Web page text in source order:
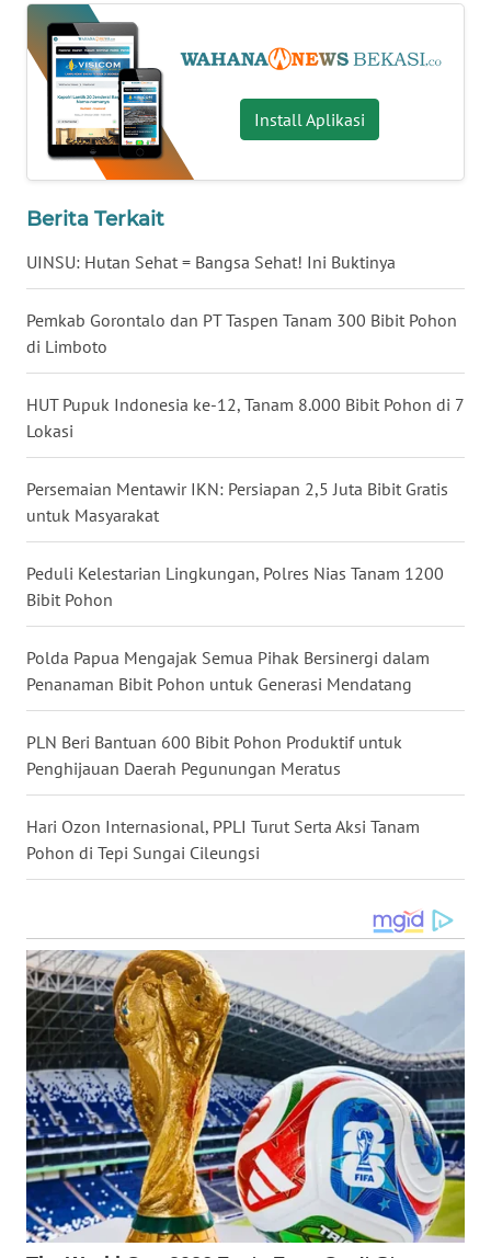
Install Aplikasi
Berita Terkait
UINSU: Hutan Sehat = Bangsa Sehat! Ini Buktinya
Pemkab Gorontalo dan PT Taspen Tanam 300 Bibit Pohon
di Limboto
HUT Pupuk Indonesia ke-12, Tanam 8.000 Bibit Pohon di 7
Lokasi
Persemaian Mentawir IKN: Persiapan 2,5 Juta Bibit Gratis
untuk Masyarakat
Peduli Kelestarian Lingkungan, Polres Nias Tanam 1200
Bibit Pohon
Polda Papua Mengajak Semua Pihak Bersinergi dalam
Penanaman Bibit Pohon untuk Generasi Mendatang
PLN Beri Bantuan 600 Bibit Pohon Produktif untuk
Penghijauan Daerah Pegunungan Meratus
Hari Ozon Internasional, PPLI Turut Serta Aksi Tanam
Pohon di Tepi Sungai Cileungsi
WN
KALTARA
WN
KALSEL
WN
WN
SULSEL
WN
GORONTALO
WN
WN
WN
TOBA
WN
WN
LANGKAT
WN
TAPANULI
SELATAN
WN
TANJUNG
LESUNG